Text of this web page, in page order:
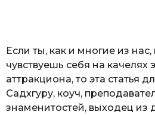
Если ты, как и многие из
чувствуешь себя на качелях
аттракциона, то эта статья
Садхгуру, коуч,
знаменитостей, выходец из